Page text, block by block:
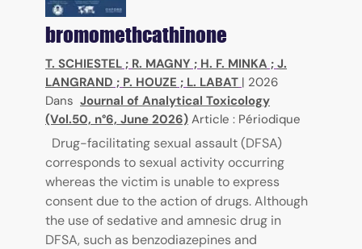
bromomethcathinone
T. SCHIESTEL ; R. MAGNY ; H. F. MINKA ; J.
LANGRAND ; P. HOUZE ; L. LABAT | 2026
Dans Journal of Analytical Toxicology
(Vol.50, n°6, June 2026) Article : Périodique
Drug-facilitating sexual assault (DFSA)
corresponds to sexual activity occurring
whereas the victim is unable to express
consent due to the action of drugs. Although
the use of sedative and amnesic drug in
DFSA, such as benzodiazepines and